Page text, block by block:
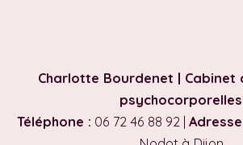
Charlotte Bourdenet | Cabinet
psychocorporelles
Téléphone : 06 72 46 88 92 |